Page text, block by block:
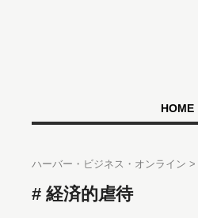
HOME
ハーバー・ビジネス・オンライン
経済的虐待